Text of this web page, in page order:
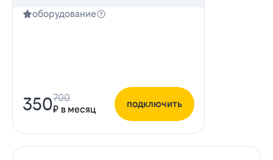
оборудование
350₽ в месяц
700
подключить